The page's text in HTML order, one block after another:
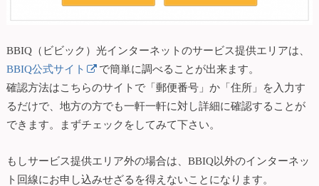
BBIQ（ビビック）光インターネットのサービス提供エリアは、
BBIQ公式サイト
で簡単に調べることが出来ます。
確認方法はこちらのサイトで「郵便番号」か「住所」を入力す
るだけで、地方の方でも一軒一軒に対し詳細に確認することが
できます。まずチェックをしてみて下さい。
もしサービス提供エリア外の場合は、BBIQ以外のインターネッ
ト回線にお申し込みせざるを得えないことになります。